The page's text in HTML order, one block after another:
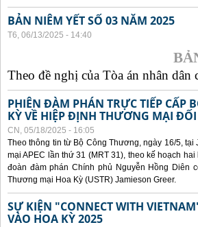
BẢN NIÊM YẾT SỐ 03 NĂM 2025
T6, 06/13/2025 - 14:40
Theo đề nghị của Tòa án nhân
PHIÊN ĐÀM PHÁN TRỰC TIẾP CẤP
KỲ VỀ HIỆP ĐỊNH THƯƠNG MẠI
CN, 05/18/2025 - 16:05
Theo thông tin từ Bộ Công Thương, ngày 16/5,
mại APEC lần thứ 31 (MRT 31), theo kế hoạch
đoàn đàm phán Chính phủ Nguyễn Hồng
Thương mại Hoa Kỳ (USTR) Jamieson Greer.
SỰ KIỆN "CONNECT WITH
VÀO HOA KỲ 2025